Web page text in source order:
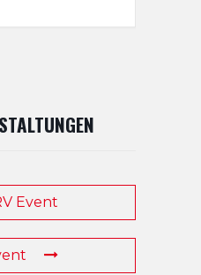
Event